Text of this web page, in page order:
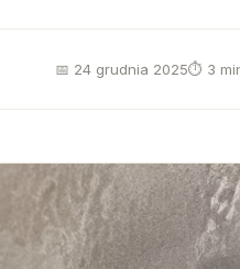
📅 24 grudnia 2025⏱ 3